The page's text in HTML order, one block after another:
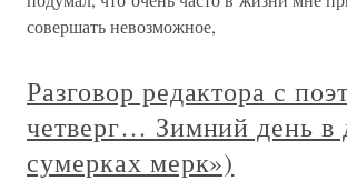
совершать невозможное,
Разговор редактора с
четверг… Зимний день
сумерках мерк»)